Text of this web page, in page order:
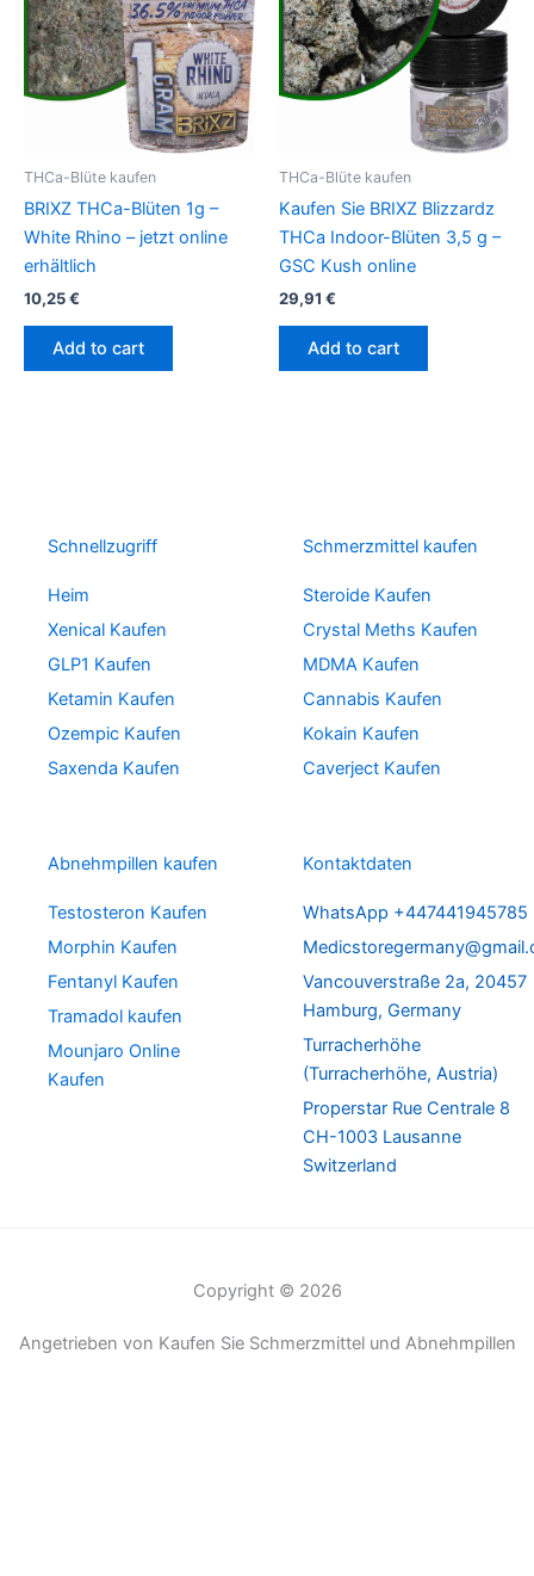
THCa-Blüte kaufen
BRIXZ THCa-Blüten 1g –
White Rhino – jetzt online
erhältlich
10,25€
Add to cart
THCa-Blüte kaufen
Kaufen Sie BRIXZ Blizzardz
THCa Indoor-Blüten 3,5 g –
GSC Kush online
29,91 €
Add to cart
Schnellzugriff
Heim
Xenical Kaufen
GLP1 Kaufen
Ketamin Kaufen
Ozempic Kaufen
Saxenda Kaufen
Schmerzmittel kaufen
Steroide Kaufen
Crystal Meths Kaufen
MDMA Kaufen
Cannabis Kaufen
Kokain Kaufen
Caverject Kaufen
Abnehmpillen kaufen
Testosteron Kaufen
Morphin Kaufen
Fentanyl Kaufen
Tramadol kaufen
Mounjaro Online
Kaufen
Kontaktdaten
WhatsApp +447441945785
Vancouverstraße 2a, 20457
Hamburg, Germany
Turracherhöhe
(Turracherhöhe, Austria)
Properstar Rue Centrale 8
CH-1003 Lausanne
Switzerland
Copyright © 2026
Angetrieben von Kaufen Sie Schmerzmittel und Abnehmpillen